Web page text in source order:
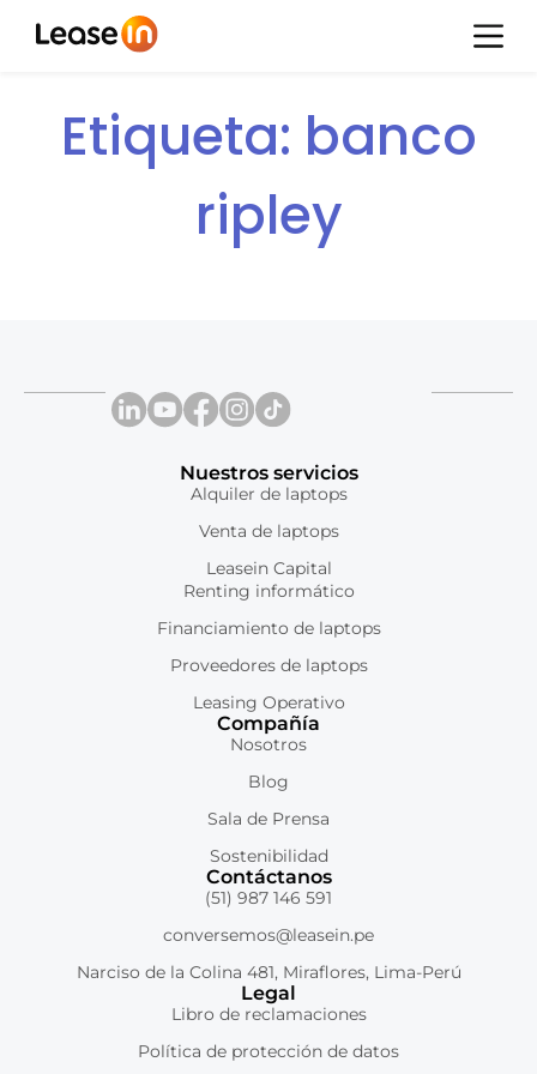
Etiqueta: banco
ripley
Nuestros servicios
Alquiler de laptops
Venta de laptops
Leasein Capital
Renting informático
Financiamiento de laptops
Proveedores de laptops
Leasing Operativo
Compañía
Nosotros
Blog
Sala de Prensa
Sostenibilidad
Contáctanos
(51) 987 146 591
conversemos@leasein.pe
Narciso de la Colina 481, Miraflores, Lima-Perú
Legal
Libro de reclamaciones
Política de protección de datos